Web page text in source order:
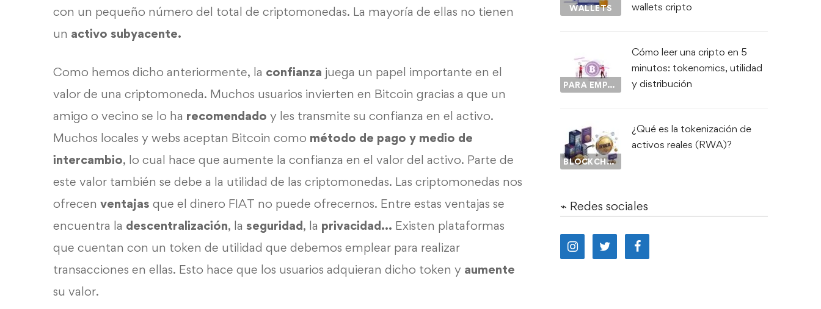
con un pequeño número del total de criptomonedas. La mayoría de ellas no tienen
un activo subyacente.
Como hemos dicho anteriormente, la confianza juega un papel importante en el
valor de una criptomoneda. Muchos usuarios invierten en Bitcoin gracias a que un
amigo o vecino se lo ha recomendado y les transmite su confianza en el activo.
Muchos locales y webs aceptan Bitcoin como método de pago y medio de
intercambio, lo cual hace que aumente la confianza en el valor del activo. Parte de
este valor también se debe a la utilidad de las criptomonedas. Las criptomonedas nos
ofrecen ventajas que el dinero FIAT no puede ofrecernos. Entre estas ventajas se
encuentra la descentralización, la seguridad, la privacidad… Existen plataformas
que cuentan con un token de utilidad que debemos emplear para realizar
transacciones en ellas. Esto hace que los usuarios adquieran dicho token y aumente
su valor.
WALLETS
wallets cripto
PARA EMPEZAR...
Cómo leer una cripto en 5
minutos: tokenomics, utilidad
y distribución
BLOCKCHAIN
¿Qué es la tokenización de
activos reales (RWA)?
⌁ Redes sociales